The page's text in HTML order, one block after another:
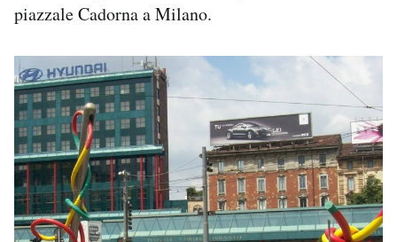
piazzale Cadorna a Milano.